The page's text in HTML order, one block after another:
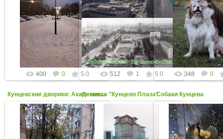
06 Декабря 2023
Фото от Маруси Вяземцевой
kuntsevo-online
400 0 5.0
22 Ноября 2023
Метро Молодёжная, кинотеатр
Брест, Ярцевская улица
kuntsevo-online
512 1 5.0
14 Ноября
Фото от
kuntsevo-
348 0
Кунцевские дворики: Академика Павлова, 14
Осенняя "Кунцево Плаза"Собаки Кунцева